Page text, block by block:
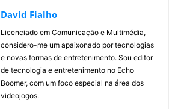
David Fialho
Licenciado em Comunicação e Multimédia,
considero-me um apaixonado por tecnologias
e novas formas de entretenimento. Sou editor
de tecnologia e entretenimento no Echo
Boomer, com um foco especial na área dos
videojogos.